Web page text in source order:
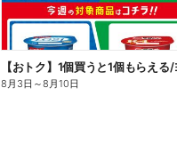
8月3日 ～8月10日